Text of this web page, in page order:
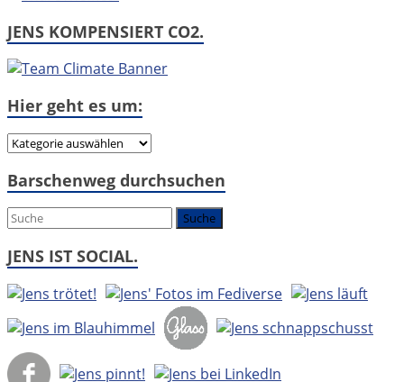
JENS KOMPENSIERT CO2.
Hier geht es um:
Hier
es
Barschenweg durchsuchen
JENS IST SOCIAL.